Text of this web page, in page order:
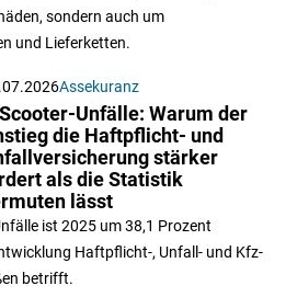
sondern auch um
und Lieferketten.
Assekuranz
Unfälle: Warum der
die Haftpflicht- und
stärker
als die Statistik
lässt
ist 2025 um 38,1 Prozent
Haftpflicht-, Unfall- und Kfz-
betrifft.